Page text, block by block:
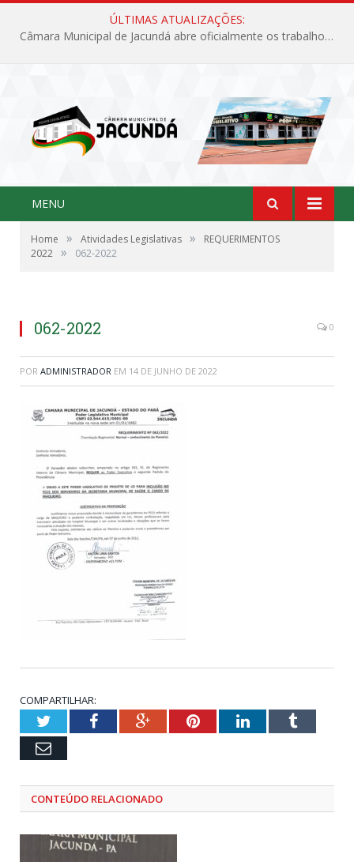
ÚLTIMAS ATUALIZAÇÕES:
Câmara Municipal de Jacundá abre oficialmente os trabalhos legislativos de 2026
MENU
Home » Atividades Legislativas »
REQUERIMENTOS
2022 » 062-2022
062-2022 0
POR ADMINISTRADOR EM 14 DE JUNHO DE 2022
COMPARTILHAR:
TwitterFacebookGoogle+PinterestLinkedInTumblr
Email
CONTEÚDO RELACIONADO